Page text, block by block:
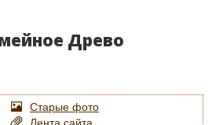
Древо
Старые фото